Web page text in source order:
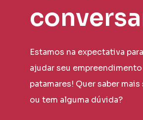
Estamos na expectativa
ajudar seu
patamares! Quer saber
ou tem alguma dúvida?